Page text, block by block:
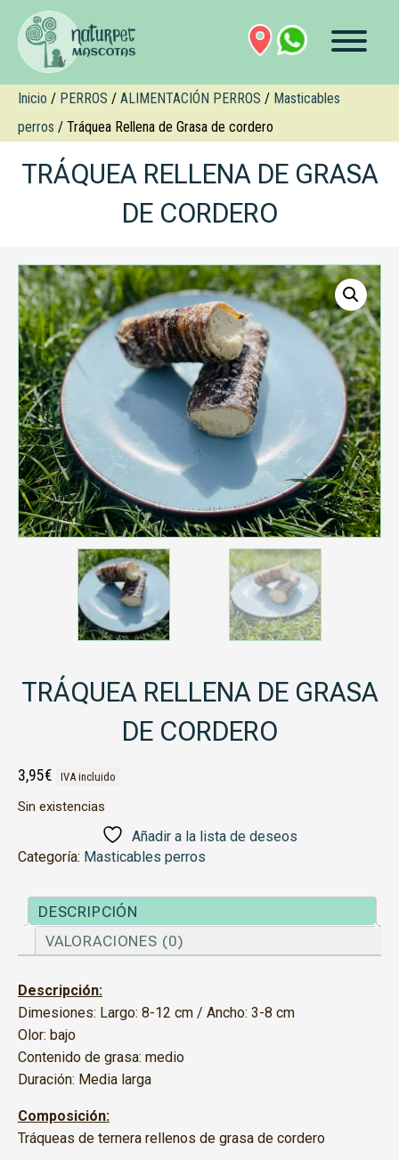
Inicio / PERROS / ALIMENTACIÓN PERROS / Masticables
perros / Tráquea Rellena de Grasa de cordero
TRÁQUEA RELLENA DE GRASA
DE CORDERO
TRÁQUEA RELLENA DE GRASA
DE CORDERO
3,95€ IVA incluido
Sin existencias
Añadir a la lista de deseos
Categoría: Masticables perros
DESCRIPCIÓN
VALORACIONES (0)
Descripción:
Dimesiones: Largo: 8-12 cm / Ancho: 3-8 cm
Olor: bajo
Contenido de grasa: medio
Duración: Media larga
Composición:
Tráqueas de ternera rellenos de grasa de cordero